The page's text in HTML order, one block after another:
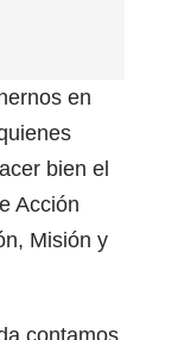
en
bien el
Acción
Misión y
contamos